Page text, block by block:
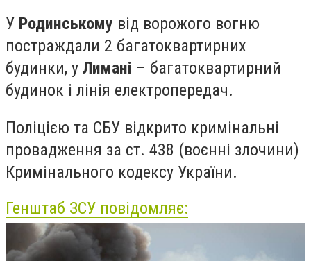
У Родинському від ворожого вогню
постраждали 2 багатоквартирних
будинки, у Лимані – багатоквартирний
будинок і лінія електропередач.
Поліцією та СБУ відкрито кримінальні
провадження за ст. 438 (воєнні злочини)
Кримінального кодексу України.
Генштаб ЗСУ повідомляє: